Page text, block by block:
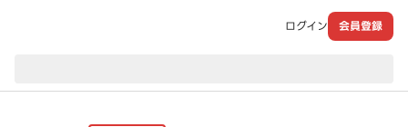
ログイン 会員登録